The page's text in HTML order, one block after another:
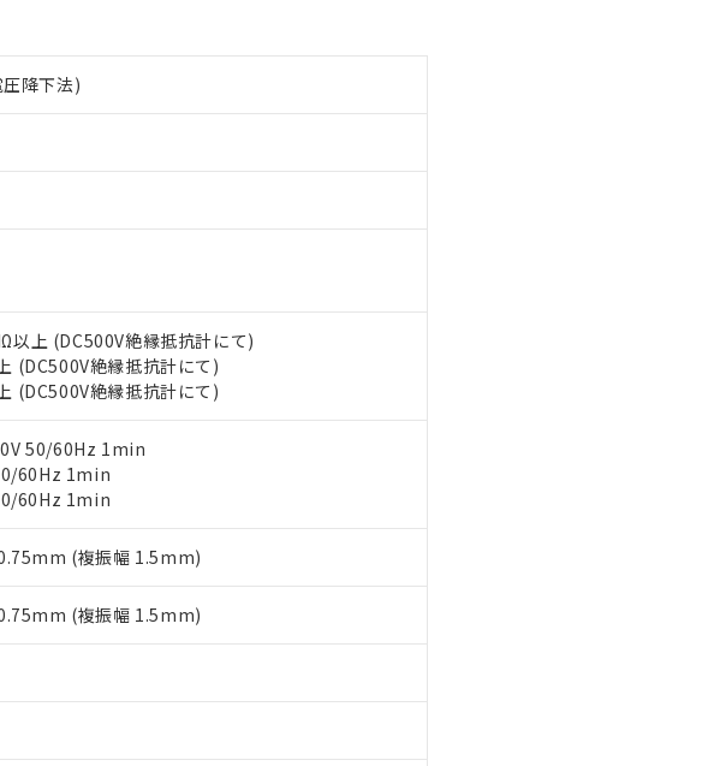
降下法)
以上 (DC500V絶縁抵抗計にて)
(DC500V絶縁抵抗計にて)
(DC500V絶縁抵抗計にて)
50/60Hz 1min
60Hz 1min
60Hz 1min
(複振幅 1.5mm)
(複振幅 1.5mm)
機器事業取扱商品の中には、本サービスの対象外となる商品もあることをご了承ください。
および標準価格照会結果は、記載している更新日時点での社内データに基づき作成されるも
、閲覧された時点での実際の在庫および標準価格とは異なる場合があることをご了承くださ
および標準価格結果を当社の事前の承諾なく第三者に漏洩または開示しないようお願いしま
ツ機能（部品リスト作成サービス）をご利用いただくには、I-Webメンバーズにご登録され
要があります。
当ウェブサイト上で当社にご登録された部品リストについて、当社および当社の共同利用者
の製品・サービスに関するお客様との取引・商談に必要な範囲で利用することをご了承くだ
を指します。
以下、フタル酸ジイソブチル (DIBP) 1000ppm以下
で産業用監視および制御機器に対する適用除外項目は除く。
の４物質については閾値を超える意図的な使用がないことを確認しています。
明書ダウンロード
明書をダウンロードすることができます。
10物質）の非含有証明書
証明書（当社基準）
行日時点で非含有を証明するもので、過去に遡って非含有を証明するものではありません。
指令のフタル酸エステル類４物質の対応では、対応完了までの期間は出荷製品に未対応品が
応品への在庫切替を完了していることから、特段のことがない限り、2022年1月12日よ
ます。
基準値 (GB/T26572)：
、 Hg(水銀) : 1000ppm、 Cd(カドミウム) : 100ppm、
: 1000ppm、 PBBs(ポリ臭化ビフェニル類) : 1000ppm、 PBDEs(ポリ臭化ジフェニルエーテル類) : 1000ppm、
質（10物質）のすべてが基準値以下であることを示します。
使用状況下において有害物質が外部に漏えいし、環境に深刻な影響を及ぼさない年数を意
です。当社販売部門へお問い合わせください。
要な手続きをとります。
制貨物を破棄する場合は、完全に破砕するなど、違法に輸出されないよう必要な手段を講じ
合意する
なし(最新の在庫状況については、お客様のお取引先、またはお客様担当のオムロン制御
販売店・当社販売員にご確認ください)
生産機種、また在庫状況の情報を公開していない機種